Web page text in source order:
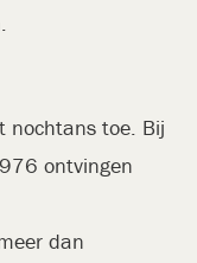
nochtans toe. Bij
ontvingen
dan